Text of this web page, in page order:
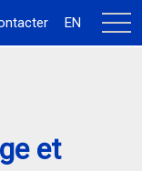
EN
la
et